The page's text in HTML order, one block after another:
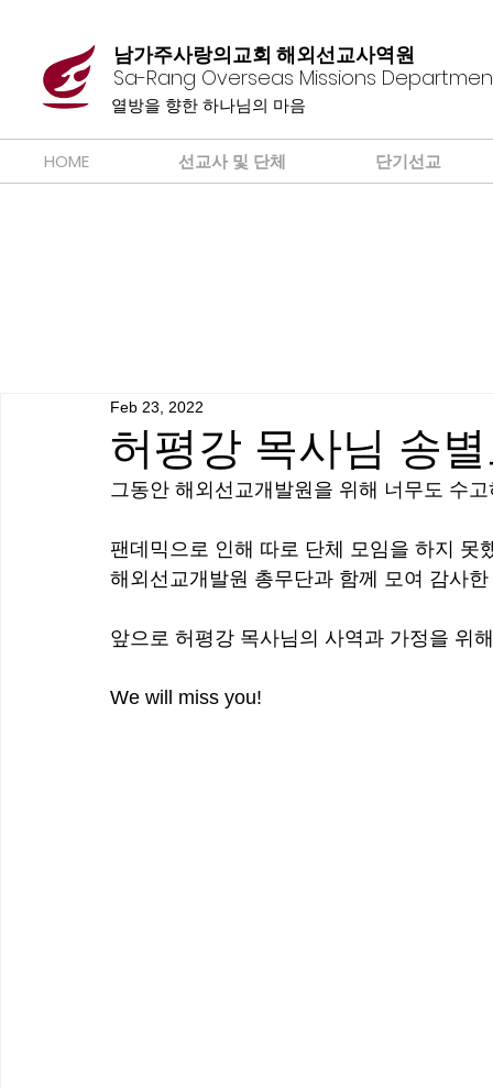
남가주사랑의교회 해외선교사역원
Sa-Rang Overseas Missions
​열방을 향한 하나님의 마음
HOME 선교사 및 단체 단기선교
허평강 목사님 송
Feb 23, 2022
그동안 해외선교개발원을 위해 너무도 수
팬데믹으로 인해 따로 단체 모임을 하지 못
해외선교개발원 총무단과 함께 모여 감사
앞으로 허평강 목사님의 사역과 가정을 위
We will miss you!